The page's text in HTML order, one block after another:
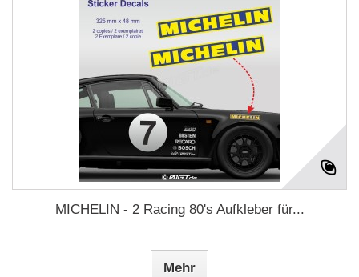
MICHELIN - 2 Racing 80's Aufkleber für...
Mehr